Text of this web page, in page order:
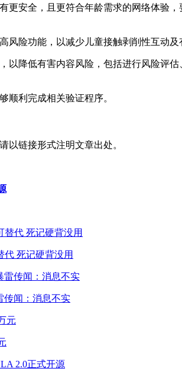
安全，且更符合年龄需求的网络体验
风险功能，以减少儿童接触剥削性互动及
以降低有害内容风险，包括进行风险
顺利完成相关验证程序。
以链接形式注明文章出处。
死记硬背没用
传闻：消息不实